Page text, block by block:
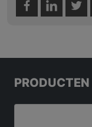
PRODUCTEN